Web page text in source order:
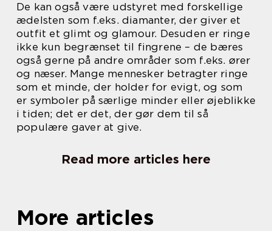
De kan også være udstyret med forskellige
ædelsten som f.eks. diamanter, der giver et
outfit et glimt og glamour. Desuden er ringe
ikke kun begrænset til fingrene – de bæres
også gerne på andre områder som f.eks. ører
og næser. Mange mennesker betragter ringe
som et minde, der holder for evigt, og som
er symboler på særlige minder eller øjeblikke
i tiden; det er det, der gør dem til så
populære gaver at give.
Read more articles here
More articles